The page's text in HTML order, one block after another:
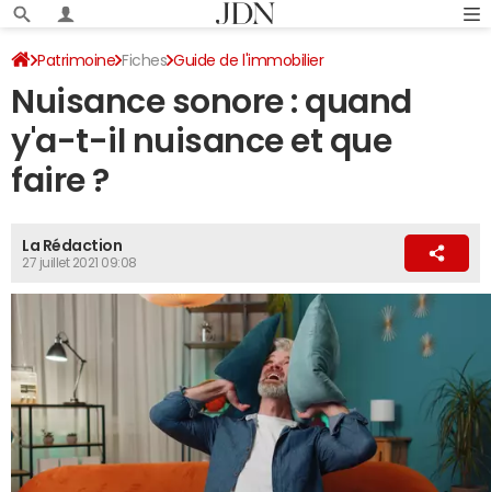
Patrimoine Fiches Guide de l'immobilier
Troubles de voisinage
Nuisance sonore : quand
y'a-t-il nuisance et que
faire ?
La Rédaction
27 juillet 2021 09:08